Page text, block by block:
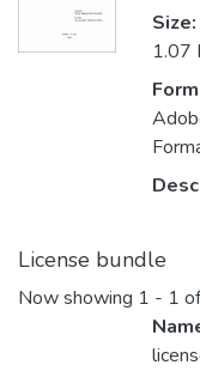
Size:
1.07
License bundle
Now showing 1 - 1